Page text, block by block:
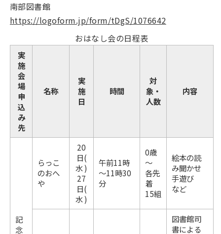
南部図書館
https://logoform.jp/form/tDgS/1076642
おはなし会の日程表
実
施
会
場
申
込
み
先
名称
実
施
日
時間
対
象・
人数
内容
記
念
らっこ
のおへ
や
20
日(
水 )
27
日(
水 )
午前11時
～11時30
分
0歳
～
各先
着
15組
絵本の読
み聞かせ
手遊び
など
図書館司
書による